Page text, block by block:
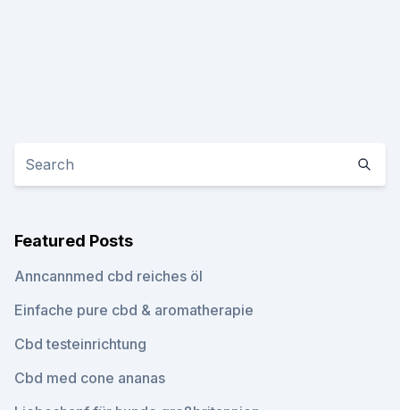
Featured Posts
Anncannmed cbd reiches öl
Einfache pure cbd & aromatherapie
Cbd testeinrichtung
Cbd med cone ananas